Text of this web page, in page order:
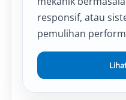
responsif, atau
pemulihan